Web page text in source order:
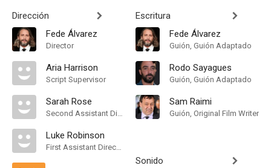
Dirección
Fede Álvarez
Director
Aria Harrison
Script Supervisor
Sarah Rose
Second Assistant Director
Luke Robinson
First Assistant Director
Escritura
Fede Álvarez
Guión, Guión Adaptado
Rodo Sayagues
Guión, Guión Adaptado
Sam Raimi
Guión, Original Film Writer
Sonido